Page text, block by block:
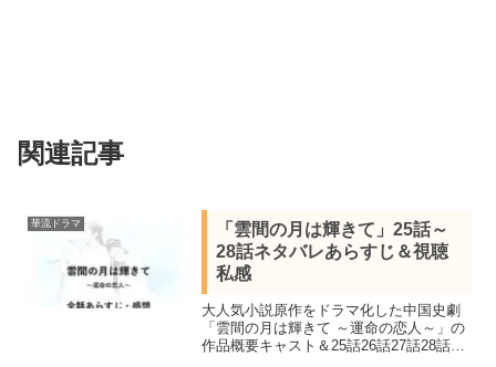
関連記事
華流ドラマ
「雲間の月は輝きて」25話～
28話ネタバレあらすじ＆視聴
私感
大人気小説原作をドラマ化した中国史劇
「雲間の月は輝きて ～運命の恋人～」の
作品概要キャスト＆25話26話27話28話を